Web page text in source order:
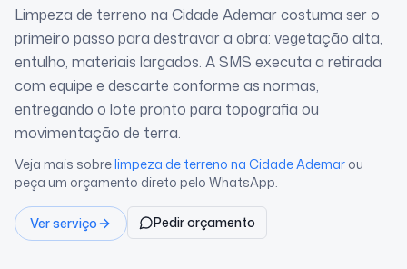
Limpeza de terreno na Cidade Ademar costuma ser o
primeiro passo para destravar a obra: vegetação alta,
entulho, materiais largados. A SMS executa a retirada
com equipe e descarte conforme as normas,
entregando o lote pronto para topografia ou
movimentação de terra.
Veja mais sobrelimpeza de terreno na Cidade Ademar ou
peça um orçamento direto pelo WhatsApp.
Ver serviço Pedir orçamento